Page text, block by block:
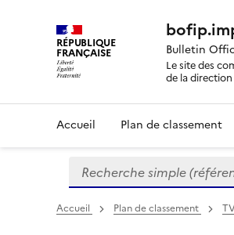
RÉPUBLIQUE
FRANÇAISE Bulletin
Le site des
de la
Accueil Plan de classement
Formulaire
de
recherche
Recherche simple
Accueil Plan de classement